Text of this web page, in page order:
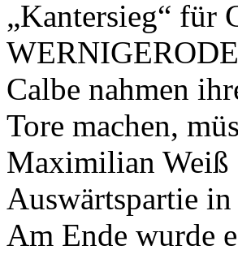
„Kantersieg“ für
Calbe nahmen
Tore machen,
Maximilian Weiß
Auswärtspartie
Am Ende wurde